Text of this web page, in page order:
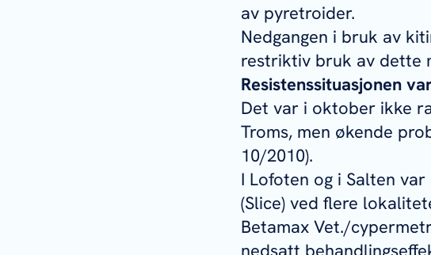
av pyretroider.
Nedgangen i bruk av
restriktiv bruk av dette
Resistenssituasjonen
Det var i oktober ikke
Troms, men økende
10/2010).
I Lofoten og i Salten
(Slice) ved flere
Betamax Vet./